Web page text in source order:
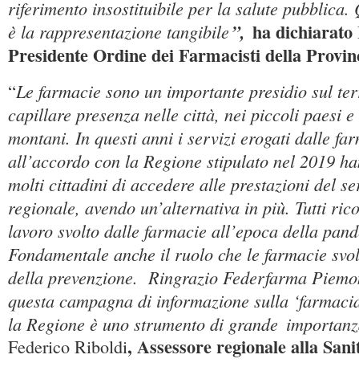
riferimento insostituibile per la salute pubblica.
è la rappresentazione tangibile”, ha dichiarato
Presidente Ordine dei Farmacisti della
“Le farmacie sono un importante presidio sul
capillare presenza nelle città, nei piccoli paesi
montani. In questi anni i servizi erogati dalle
all’accordo con la Regione stipulato nel 2019
molti cittadini di accedere alle prestazioni del
regionale, avendo un’alternativa in più. Tutti
lavoro svolto dalle farmacie all’epoca della
Fondamentale anche il ruolo che le farmacie
della prevenzione. Ringrazio Federfarma
questa campagna di informazione sulla
la Regione è uno strumento di grande
Federico Riboldi, Assessore regionale alla